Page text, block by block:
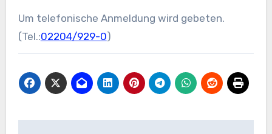
Um telefonische Anmeldung wird gebeten.
(Tel.:02204/929-0)